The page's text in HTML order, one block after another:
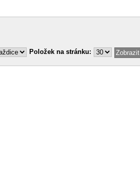
Položek na stránku: